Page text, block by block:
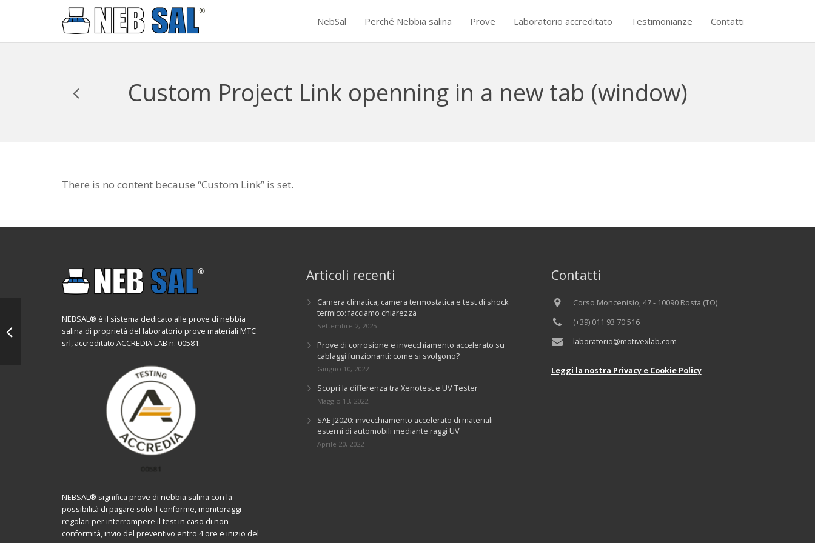
NebSal Perché Nebbia salina Prove Laboratorio accreditato Testimonianze Contatti
Custom Project Link openning in a new tab (window)
There is no content because “Custom Link” is set.
NEBSAL® è il sistema dedicato alle prove di nebbia
salina di proprietà del laboratorio prove materiali MTC
srl, accreditato ACCREDIA LAB n. 00581.
NEBSAL® significa prove di nebbia salina con la
possibilità di pagare solo il conforme, monitoraggi
regolari per interrompere il test in caso di non
conformità, invio del preventivo entro 4 ore e inizio del
Articoli recenti
Camera climatica, camera termostatica e test di shock
termico: facciamo chiarezza
Settembre 2, 2025
Prove di corrosione e invecchiamento accelerato su
cablaggi funzionanti: come si svolgono?
Giugno 10, 2022
Scopri la differenza tra Xenotest e UV Tester
Maggio 13, 2022
SAE J2020: invecchiamento accelerato di materiali
esterni di automobili mediante raggi UV
Aprile 20, 2022
Contatti
Corso Moncenisio, 47 - 10090 Rosta (TO)
(+39) 011 93 70 516
laboratorio@motivexlab.com
Leggi la nostra Privacy e Cookie Policy